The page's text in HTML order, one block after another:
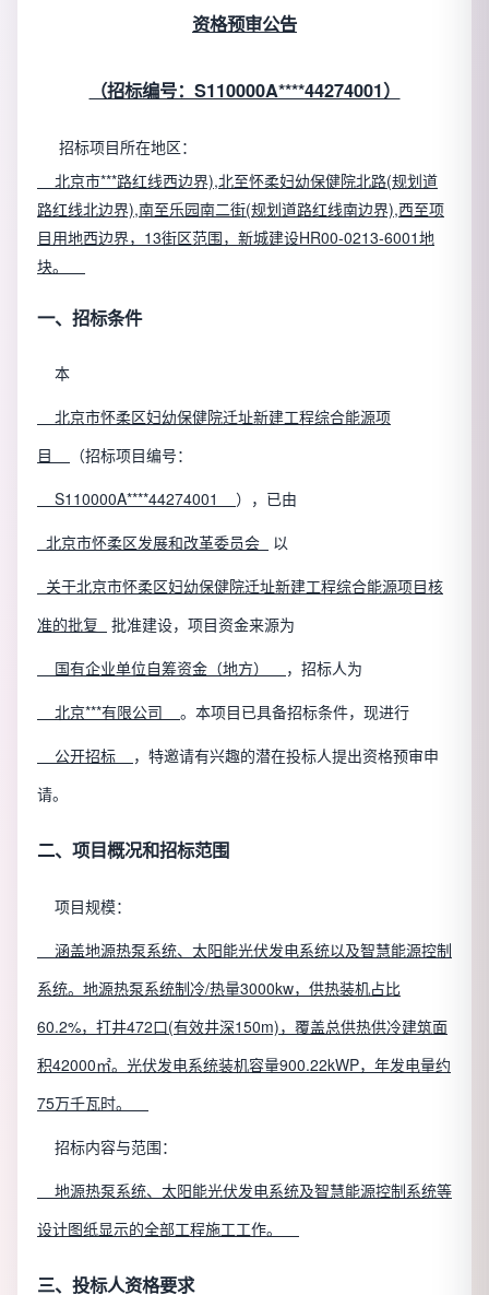
资格预审公告
（招标编号：S110000A****44274001）
招标项目所在地区：
北京市***路红线西边界),北至怀柔妇幼保健院北路(规划道
路红线北边界),南至乐园南二街(规划道路红线南边界),西至项
目用地西边界，13街区范围，新城建设HR00-0213-6001地
块。
一、招标条件
本
北京市怀柔区妇幼保健院迁址新建工程综合能源项
目
（招标项目编号：
S110000A****44274001 ），已由
北京市怀柔区发展和改革委员会
以
关于北京市怀柔区妇幼保健院迁址新建工程综合能源项目核
准的批复
批准建设，项目资金来源为
国有企业单位自筹资金（地方） ，招标人为
北京***有限公司 。本项目已具备招标条件，现进行
公开招标 ，特邀请有兴趣的潜在投标人提出资格预审申
请。
二、项目概况和招标范围
项目规模：
涵盖地源热泵系统、太阳能光伏发电系统以及智慧能源控制
系统。地源热泵系统制冷/热量3000kw，供热装机占比
60.2%，打井472口(有效井深150m)，覆盖总供热供冷建筑面
积42000㎡。光伏发电系统装机容量900.22kWP，年发电量约
75万千瓦时。
招标内容与范围：
地源热泵系统、太阳能光伏发电系统及智慧能源控制系统等
设计图纸显示的全部工程施工工作。
三、投标人资格要求